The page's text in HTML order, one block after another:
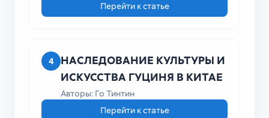
Перейти к статье
4
НАСЛЕДОВАНИЕ КУЛЬТУРЫ И
ИСКУССТВА ГУЦИНЯ В КИТАЕ
Авторы: Го Тинтин
Перейти к статье